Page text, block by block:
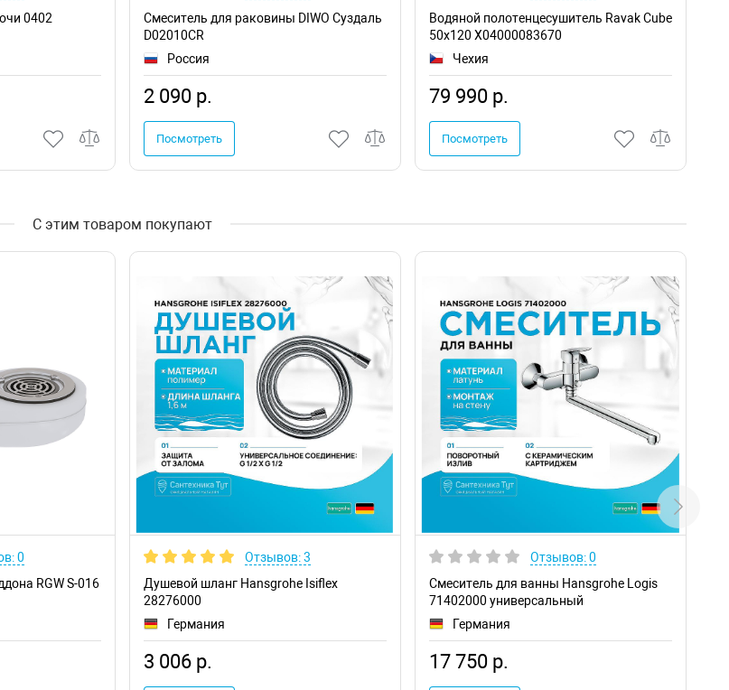
0402
Смеситель для раковины DIWO Суздаль
D02010CR
Россия
2 090 р.
Посмотреть
Водяной полотенцесушитель Ravak Cube
50х120 X04000083670
Чехия
79 990 р.
Посмотреть
С этим товаром покупают
0
RGW S-016
Отзывов: 3
Душевой шланг Hansgrohe Isiflex
28276000
Германия
3 006 р.
Отзывов: 0
Смеситель для ванны Hansgrohe Logis
71402000 универсальный
Германия
17 750 р.